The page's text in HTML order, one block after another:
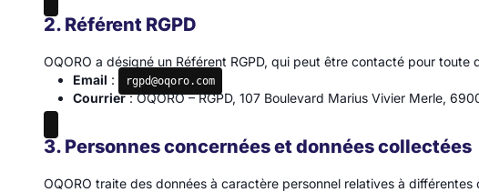
2. Référent RGPD
OQORO a désigné un Référent RGPD, qui peut être contacté pour
Email : rgpd@oqoro.com
Courrier: OQORO – RGPD, 107 Boulevard Marius Vivier Merle,
3. Personnes concernées et données collectées
OQORO traite des données à caractère personnel relatives à